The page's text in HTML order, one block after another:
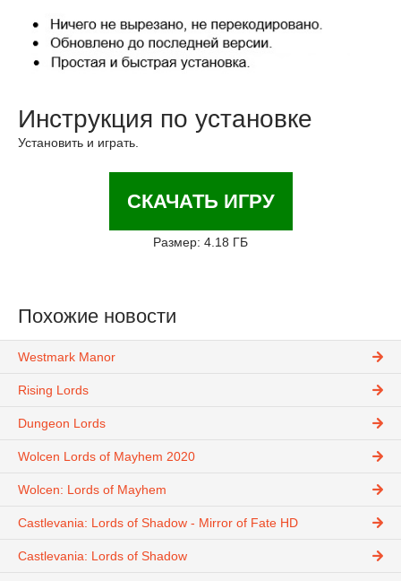
Инструкция по установке
Установить и играть.
СКАЧАТЬ ИГРУ
Размер: 4.18 ГБ
Похожие новости
Westmark Manor
Rising Lords
Dungeon Lords
Wolcen Lords of Mayhem 2020
Wolcen: Lords of Mayhem
Castlevania: Lords of Shadow - Mirror of Fate HD
Castlevania: Lords of Shadow